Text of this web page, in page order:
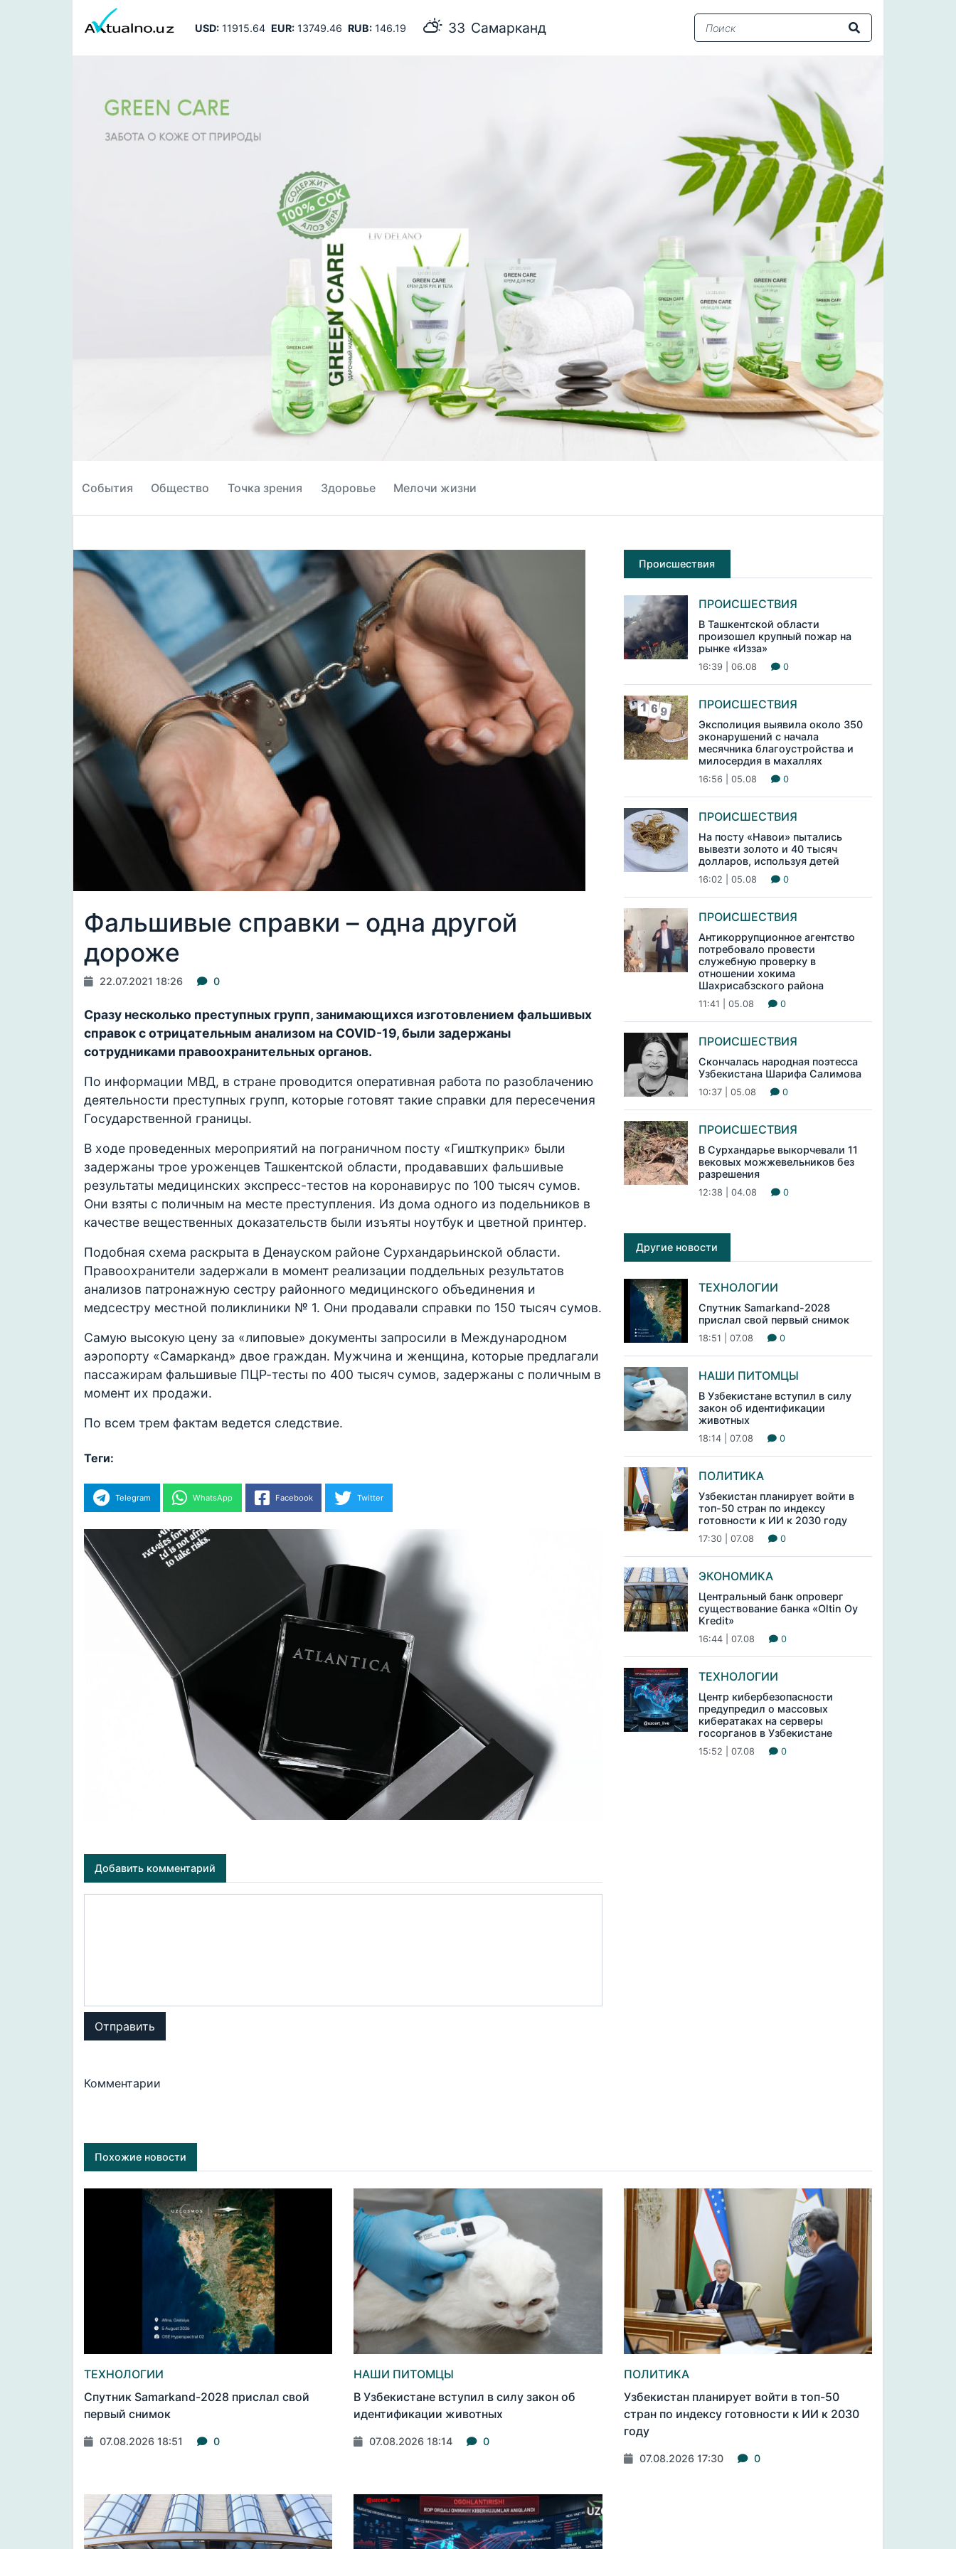
USD:11915.64 EUR:13749.46 RUB:146.19 33 Самарканд
События Общество Точка зрения Здоровье Мелочи жизни
Фальшивые справки – одна другой
дороже
22.07.2021 18:26 0
Сразу несколько преступных групп, занимающихся изготовлением фальшивых
справок с отрицательным анализом на COVID-19, были задержаны
сотрудниками правоохранительных органов.
По информации МВД, в стране проводится оперативная работа по разоблачению
деятельности преступных групп, которые готовят такие справки для пересечения
Государственной границы.
В ходе проведенных мероприятий на пограничном посту «Гишткуприк» были
задержаны трое уроженцев Ташкентской области, продававших фальшивые
результаты медицинских экспресс-тестов на коронавирус по 100 тысяч сумов.
Они взяты с поличным на месте преступления. Из дома одного из подельников в
качестве вещественных доказательств были изъяты ноутбук и цветной принтер.
Подобная схема раскрыта в Денауском районе Сурхандарьинской области.
Правоохранители задержали в момент реализации поддельных результатов
анализов патронажную сестру районного медицинского объединения и
медсестру местной поликлиники № 1. Они продавали справки по 150 тысяч сумов.
Самую высокую цену за «липовые» документы запросили в Международном
аэропорту «Самарканд» двое граждан. Мужчина и женщина, которые предлагали
пассажирам фальшивые ПЦР-тесты по 400 тысяч сумов, задержаны с поличным в
момент их продажи.
По всем трем фактам ведется следствие.
Теги:
Telegram WhatsApp Facebook Twitter
Добавить комментарий
Отправить
Комментарии
Происшествия
ПРОИСШЕСТВИЯ
В Ташкентской области
произошел крупный пожар на
рынке «Изза»
16:39 | 06.08 0
ПРОИСШЕСТВИЯ
Эксполиция выявила около 350
эконарушений с начала
месячника благоустройства и
милосердия в махаллях
16:56 | 05.08 0
ПРОИСШЕСТВИЯ
На посту «Навои» пытались
вывезти золото и 40 тысяч
долларов, используя детей
16:02 | 05.08 0
ПРОИСШЕСТВИЯ
Антикоррупционное агентство
потребовало провести
служебную проверку в
отношении хокима
Шахрисабзского района
11:41 | 05.08 0
ПРОИСШЕСТВИЯ
Скончалась народная поэтесса
Узбекистана Шарифа Салимова
10:37 | 05.08 0
ПРОИСШЕСТВИЯ
В Сурхандарье выкорчевали 11
вековых можжевельников без
разрешения
12:38 | 04.08 0
Другие новости
ТЕХНОЛОГИИ
Спутник Samarkand-2028
прислал свой первый снимок
18:51 | 07.08 0
НАШИ ПИТОМЦЫ
В Узбекистане вступил в силу
закон об идентификации
животных
18:14 | 07.08 0
ПОЛИТИКА
Узбекистан планирует войти в
топ-50 стран по индексу
готовности к ИИ к 2030 году
17:30 | 07.08 0
ЭКОНОМИКА
Центральный банк опроверг
существование банка «Oltin Oy
Kredit»
16:44 | 07.08 0
ТЕХНОЛОГИИ
Центр кибербезопасности
предупредил о массовых
кибератаках на серверы
госорганов в Узбекистане
15:52 | 07.08 0
Похожие новости
ТЕХНОЛОГИИ
Спутник Samarkand-2028 прислал свой
первый снимок
07.08.2026 18:51 0
НАШИ ПИТОМЦЫ
В Узбекистане вступил в силу закон об
идентификации животных
07.08.2026 18:14 0
ПОЛИТИКА
Узбекистан планирует войти в топ-50
стран по индексу готовности к ИИ к 2030
году
07.08.2026 17:30 0